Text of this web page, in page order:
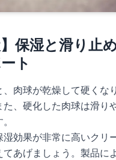
保湿と滑り止
ト
、肉球が乾燥して硬くな
、硬化した肉球は滑り
湿効果が非常に高いクリ
てあげましょう。製品に